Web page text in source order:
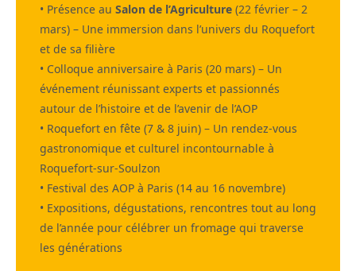
• Présence au Salon de l’Agriculture (22 février – 2
mars) – Une immersion dans l’univers du Roquefort
et de sa filière
• Colloque anniversaire à Paris (20 mars) – Un
événement réunissant experts et passionnés
autour de l’histoire et de l’avenir de l’AOP
• Roquefort en fête (7 & 8 juin) – Un rendez-vous
gastronomique et culturel incontournable à
Roquefort-sur-Soulzon
• Festival des AOP à Paris (14 au 16 novembre)
• Expositions, dégustations, rencontres tout au long
de l’année pour célébrer un fromage qui traverse
les générations